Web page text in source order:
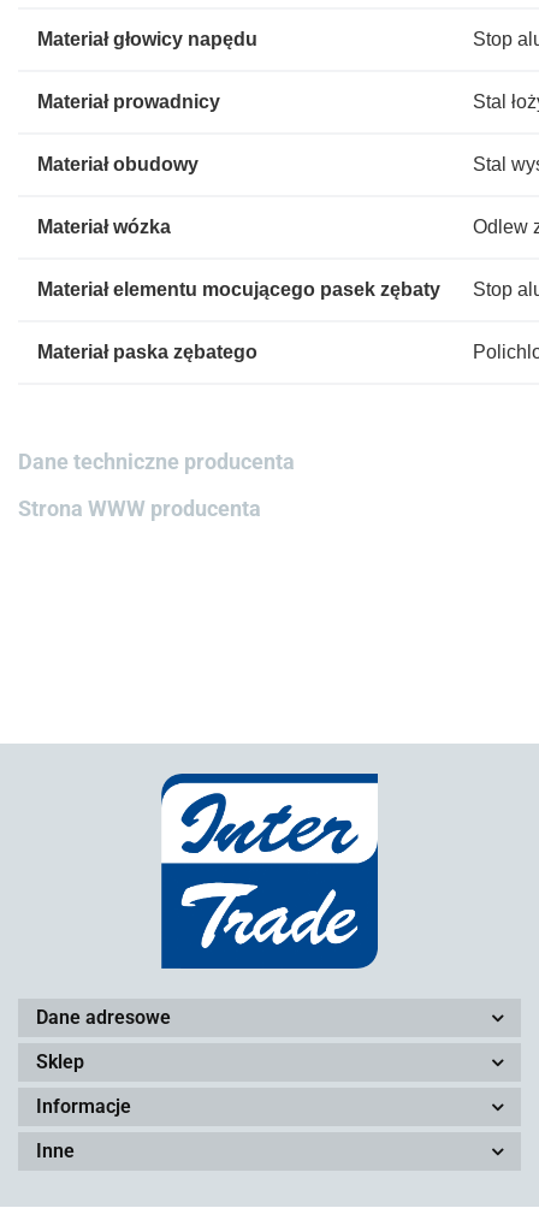
Materiał głowicy napędu Stop
Materiał prowadnicy Stal
Materiał obudowy Stal
Materiał wózka Odlew
Materiał elementu mocującego pasek zębaty Stop
Materiał paska zębatego
Dane techniczne producenta
Strona WWW producenta
Dane adresowe
Sklep
Informacje
Inne